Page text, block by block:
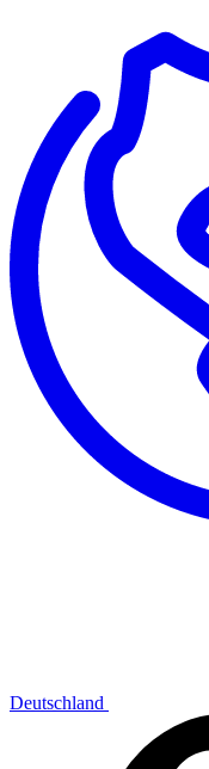
Deutschland